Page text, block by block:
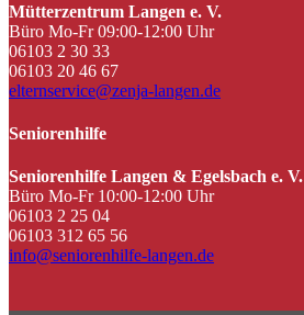
Mütterzentrum Langen e. V.
Büro Mo-Fr 09:00-12:00 Uhr
06103 2 30 33
06103 20 46 67
elternservice@zenja-langen.de
Seniorenhilfe
Seniorenhilfe Langen & Egelsbach e. V.
Büro Mo-Fr 10:00-12:00 Uhr
06103 2 25 04
06103 312 65 56
info@seniorenhilfe-langen.de